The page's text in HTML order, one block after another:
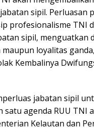
sipil.
profesionalisme TNI
sipil, menguatkan
loyalitas
Kembalinya
jabatan sipil
satu agenda RUU
Kelautan dan